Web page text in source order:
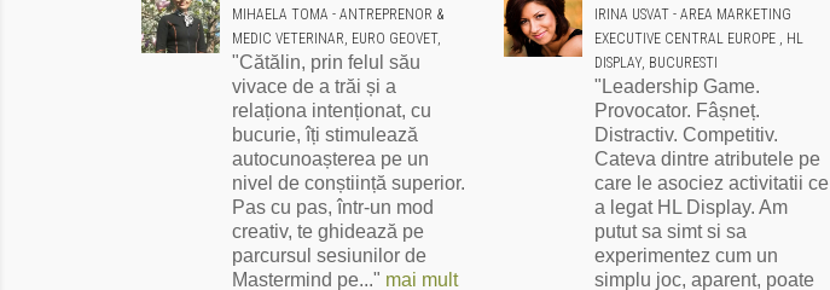
MIHAELA TOMA - ANTREPRENOR &
MEDIC VETERINAR, EURO GEOVET,
"Cătălin, prin felul său
vivace de a trăi și a
relaționa intenționat, cu
bucurie, îți stimulează
autocunoașterea pe un
nivel de conștiință superior.
Pas cu pas, într-un mod
creativ, te ghidează pe
parcursul sesiunilor de
Mastermind pe..." mai mult
IRINA USVAT - AREA MARKETING
EXECUTIVE CENTRAL EUROPE , HL
DISPLAY, BUCURESTI
"Leadership Game.
Provocator. Fâșneț.
Distractiv. Competitiv.
Cateva dintre atributele pe
care le asociez activitatii ce
a legat HL Display. Am
putut sa simt si sa
experimentez cum un
simplu joc, aparent, poate